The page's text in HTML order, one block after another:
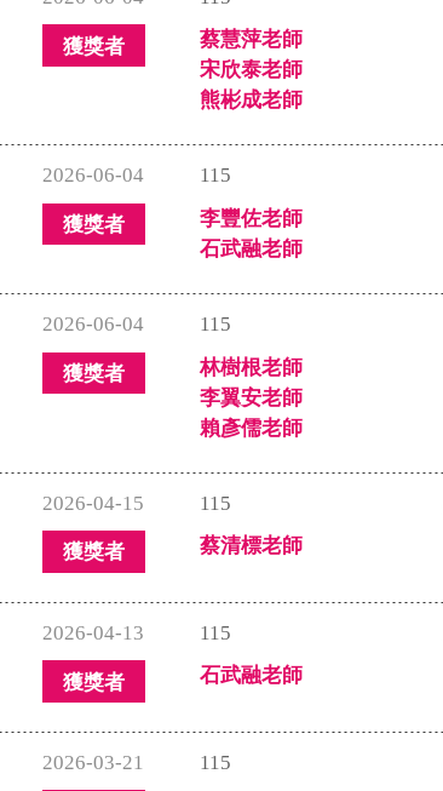
獲獎者
蔡慧萍老師
宋欣泰老師
熊彬成老師
2026-06-04 115
獲獎者
李豐佐老師
石武融老師
2026-06-04 115
獲獎者
林樹根老師
李翼安老師
賴彥儒老師
2026-04-15 115
獲獎者
蔡清標老師
2026-04-13 115
獲獎者
石武融老師
2026-03-21 115